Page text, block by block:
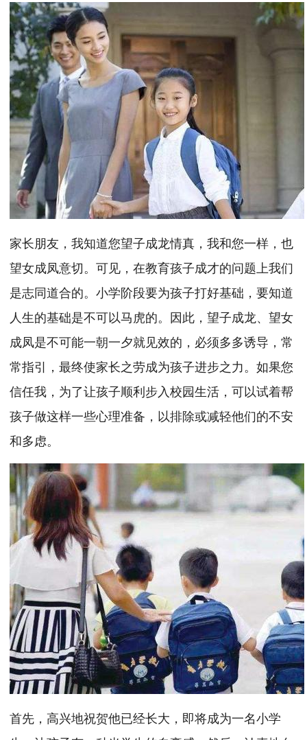
家长朋友，我知道您望子成龙情真，我和您一样，也
望女成凤意切。可见，在教育孩子成才的问题上我们
是志同道合的。小学阶段要为孩子打好基础，要知道
人生的基础是不可以马虎的。因此，望子成龙、望女
成凤是不可能一朝一夕就见效的，必须多多诱导，常
常指引，最终使家长之劳成为孩子进步之力。如果您
信任我，为了让孩子顺利步入校园生活，可以试着帮
孩子做这样一些心理准备，以排除或减轻他们的不安
和多虑。
首先，高兴地祝贺他已经长大，即将成为一名小学